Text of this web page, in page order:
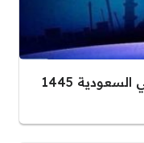
متى موعد تحري هلال رمضان في السعودية 1445